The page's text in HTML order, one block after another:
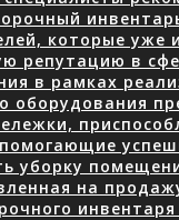
которые уже
репутацию в
в рамках
оборудования
уборку
на